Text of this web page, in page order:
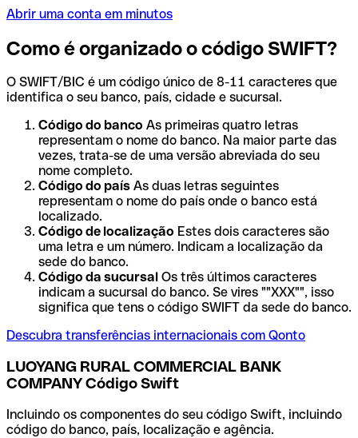
Abrir uma conta em minutos
Como é organizado o código SWIFT?
O SWIFT/BIC é um código único de 8-11 caracteres que
identifica o seu banco, país, cidade e sucursal.
Código do banco As primeiras quatro letras
representam o nome do banco. Na maior parte das
vezes, trata-se de uma versão abreviada do seu
nome completo.
Código do país As duas letras seguintes
representam o nome do país onde o banco está
localizado.
Código de localização Estes dois caracteres são
uma letra e um número. Indicam a localização da
sede do banco.
Código da sucursal Os três últimos caracteres
indicam a sucursal do banco. Se vires ""XXX"", isso
significa que tens o código SWIFT da sede do banco.
Descubra transferências internacionais com Qonto
LUOYANG RURAL COMMERCIAL BANK
COMPANY Código Swift
Incluindo os componentes do seu código Swift, incluindo
código do banco, país, localização e agência.